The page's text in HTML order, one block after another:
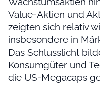
Value-Aktien und
zeigten sich relativ
insbesondere in
Das Schlusslicht
Konsumgüter und
die US-Megacaps